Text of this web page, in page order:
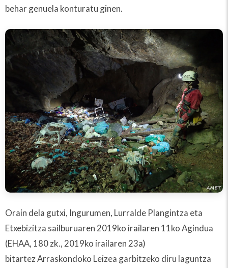
behar genuela konturatu ginen.
Orain dela gutxi, Ingurumen, Lurralde Plangintza eta
Etxebizitza sailburuaren 2019ko irailaren 11ko Agindua
(EHAA, 180 zk., 2019ko irailaren 23a)
bitartez Arraskondoko Leizea garbitzeko diru laguntza